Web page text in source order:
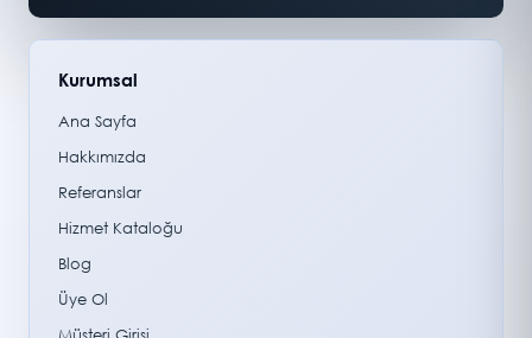
Kurumsal
Ana Sayfa
Hakkımızda
Referanslar
Hizmet Kataloğu
Blog
Üye Ol